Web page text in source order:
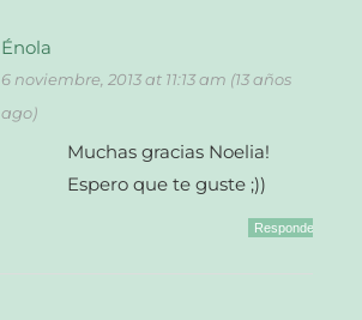
Énola
6 noviembre, 2013 at 11:13 am (13 años
ago)
Muchas gracias Noelia!
Espero que te guste ;))
Responder